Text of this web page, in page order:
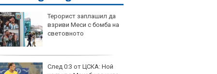
Терорист заплашил да
взриви Меси с бомба на
световното
След 0:3 от ЦСКА: Ной